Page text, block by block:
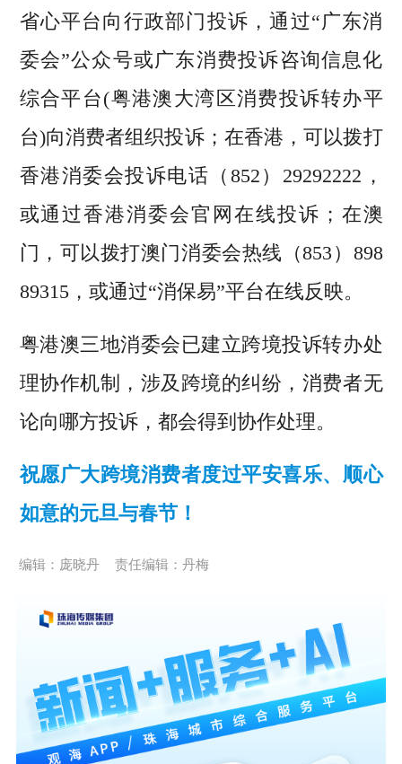
省心平台向行政部门投诉，通过“广东消
委会”公众号或广东消费投诉咨询信息化
综合平台(粤港澳大湾区消费投诉转办平
台)向消费者组织投诉； 在香港 ，可以拨打
香港消委会投诉电话（852）29292222，
或通过香港消委会官网在线投诉； 在澳
门 ，可以拨打澳门消委会热线（853）898
89315，或通过“消保易”平台在线反映。
粤港澳三地消委会已建立跨境投诉转办处
理协作机制，涉及跨境的纠纷，消费者无
论向哪方投诉，都会得到协作处理。
祝愿广大跨境消费者度过平安喜乐、顺心
如意的元旦与春节！
编辑：庞晓丹 责任编辑：丹梅